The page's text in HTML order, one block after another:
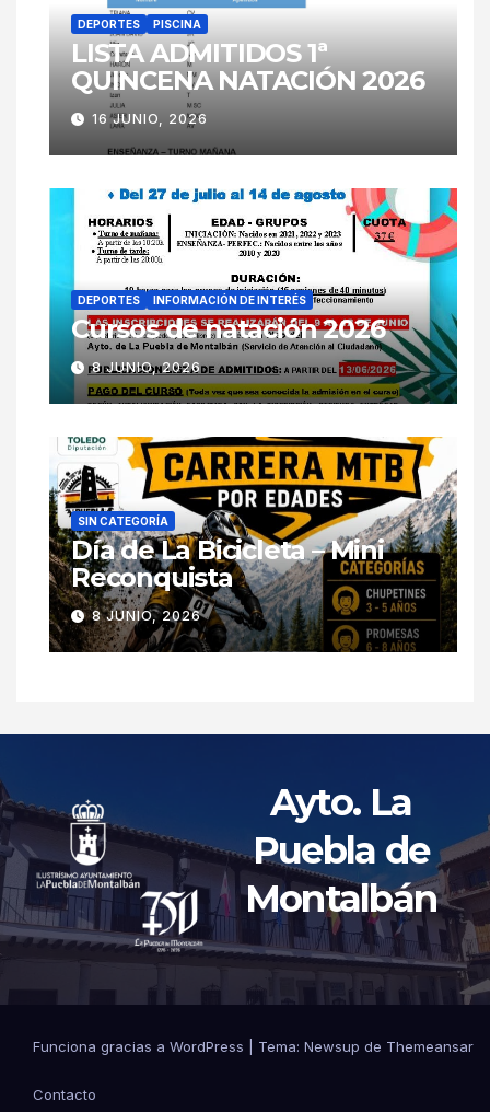
DEPORTES PISCINA
LISTA ADMITIDOS 1ª
QUINCENA NATACIÓN 2026
16 JUNIO, 2026
DEPORTES INFORMACIÓN DE INTERÉS
Cursos de natación 2026
8 JUNIO, 2026
SIN CATEGORÍA
Día de La Bicicleta – Mini
Reconquista
8 JUNIO, 2026
Ayto. La
Puebla de
Montalbán
Funciona gracias a WordPress Tema: Newsup de Themeansar
Contacto